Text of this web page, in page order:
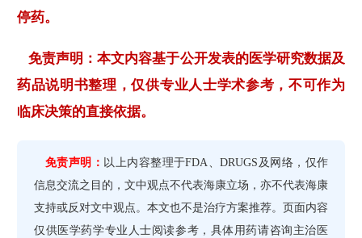
停药。
免责声明：本文内容基于公开发表的医学研究数据及
药品说明书整理，仅供专业人士学术参考，不可作为
临床决策的直接依据。
免责声明： 以上内容整理于FDA、DRUGS及网络，仅作
信息交流之目的，文中观点不代表海康立场，亦不代表海康
支持或反对文中观点。本文也不是治疗方案推荐。页面内容
仅供医学药学专业人士阅读参考，具体用药请咨询主治医